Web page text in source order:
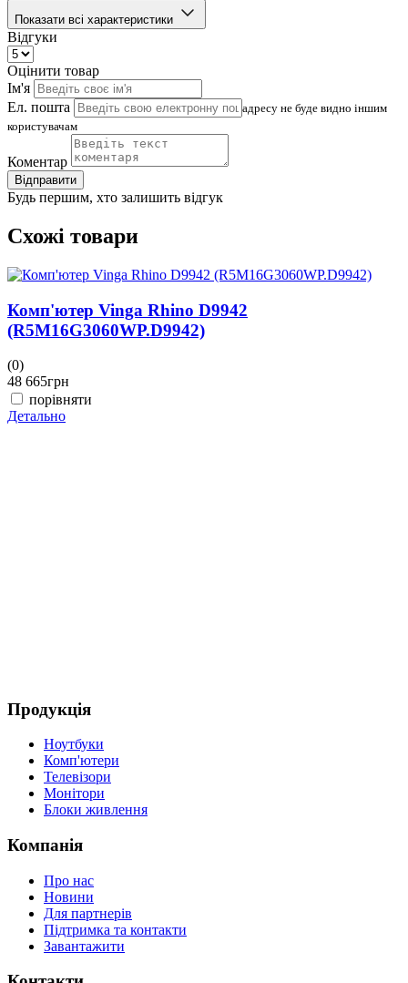
Показати всі характеристики
Відгуки
Оцінити товар
Ім'я
Ел. пошта
адресу не буде видно іншим
користувачам
Коментар
Відправити
Будь першим, хто залишить відгук
Схожі товари
Комп'ютер Vinga Rhino D9942
(R5M16G3060WP.D9942)
(0)
48 665грн
порівняти
Детально
Продукція
Ноутбуки
Комп'ютери
Телевізори
Монітори
Блоки живлення
Компанія
Про нас
Новини
Для партнерів
Підтримка та контакти
Завантажити